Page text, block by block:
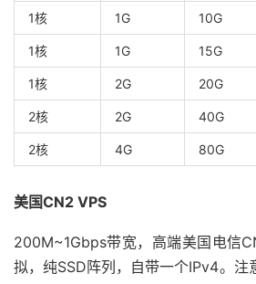
1核 1G 10G
1核 1G 15G
1核 2G 20G
2核 2G 40G
2核 4G 80G
美国CN2 VPS
200M~1Gbps带宽，高端美国电信
拟，纯SSD阵列，自带一个IPv4。注